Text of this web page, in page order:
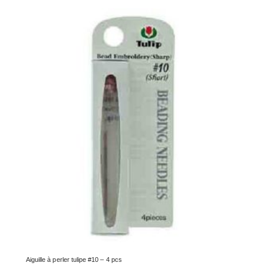
Aiguille à perler tulipe #10 – 4 pcs